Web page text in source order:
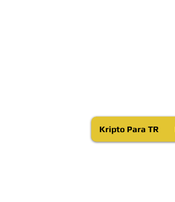
Kripto Para TR